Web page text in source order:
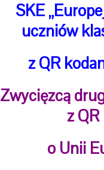
SKE
uczniów
z QR
Zwycięzcą
z
o Unii